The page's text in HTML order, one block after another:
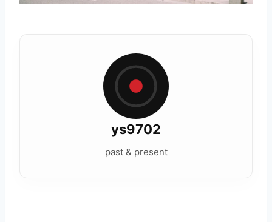
ys9702
past & present